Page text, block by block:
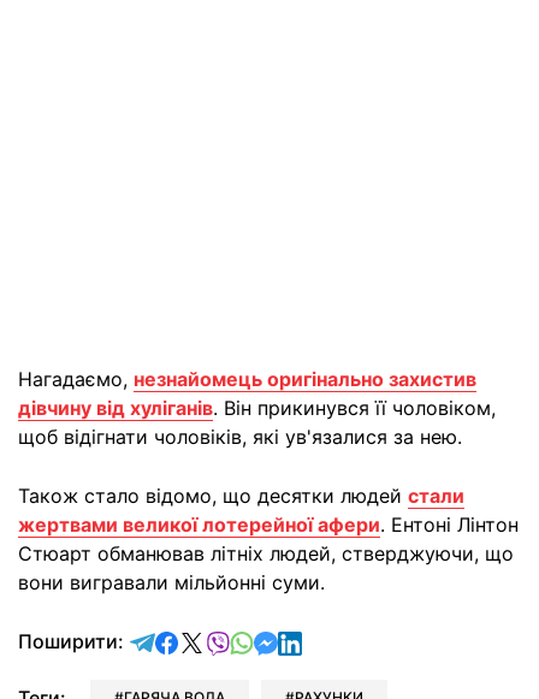
Нагадаємо, незнайомець оригінально захистив
дівчину від хуліганів. Він прикинувся її чоловіком,
щоб відігнати чоловіків, які ув'язалися за нею.
Також стало відомо, що десятки людей стали
жертвами великої лотерейної афери. Ентоні Лінтон
Стюарт обманював літніх людей, стверджуючи, що
вони вигравали мільйонні суми.
Поширити: відправити у Telegram
поділитись у Facebook
поділитись у X
відправити у Viber
відправити у Whatsapp
відправити у Messenger
відправити у LinkedIn